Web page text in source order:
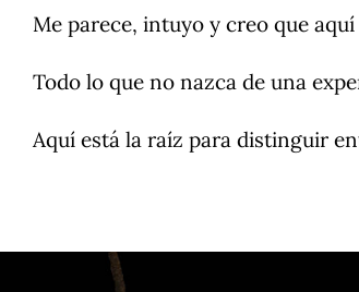
Me parece, intuyo y creo que
Todo lo que no nazca de una
Aquí está la raíz para distinguir